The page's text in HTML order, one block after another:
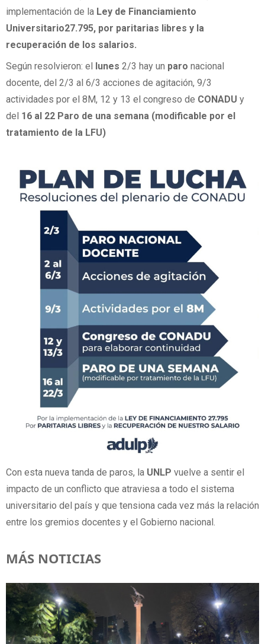
implementación de la Ley de Financiamiento
Universitario27.795, por paritarias libres y la
recuperación de los salarios.
Según resolvieron: el lunes 2/3 hay un paro nacional
docente, del 2/3 al 6/3 acciones de agitación, 9/3
actividades por el 8M, 12 y 13 el congreso de CONADU y
del 16 al 22 Paro de una semana (modificable por el
tratamiento de la LFU)
Con esta nueva tanda de paros, la UNLP vuelve a sentir el
impacto de un conflicto que atraviesa a todo el sistema
universitario del país y que tensiona cada vez más la relación
entre los gremios docentes y el Gobierno nacional.
MÁS NOTICIAS